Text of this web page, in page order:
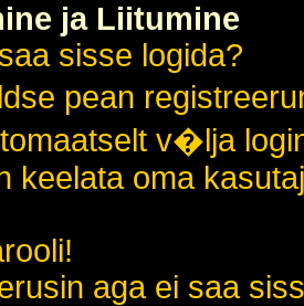
ja Liitumine
sisse logida?
pean
v�lja
keelata oma
aga ei saa